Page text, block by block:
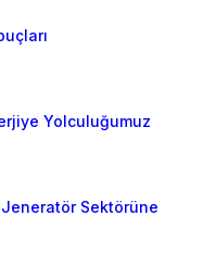
Yolculuğumuz
Sektörüne